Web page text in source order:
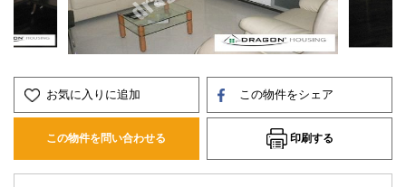
お気に入りに追加 この物件をシェア
この物件を問い合わせる 印刷する